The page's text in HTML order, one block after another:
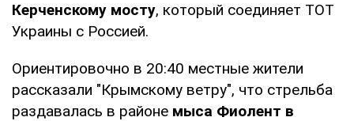
Керченскому мосту, который соединяет ТОТ
Украины с Россией.
Ориентировочно в 20:40 местные жители
рассказали "Крымскому ветру", что стрельба
раздавалась в районе мыса Фиолент в